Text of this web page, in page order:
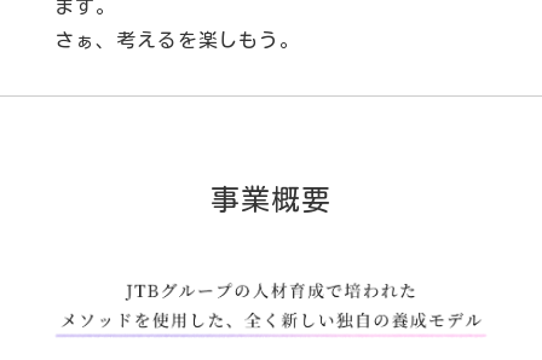
ます。
さぁ、考えるを楽しもう。
事業概要